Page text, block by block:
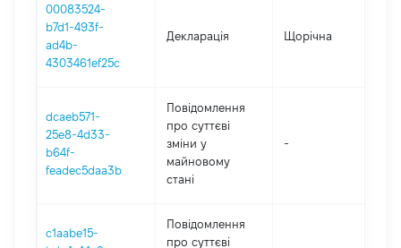
00083524-
b7d1-493f-
ad4b-
4303461ef25c
Декларація Щорічна
dcaeb571-
25e8-4d33-
b64f-
feadec5daa3b
Повідомлення
про суттєві
зміни y
майновому
стані
-
c1aabe15-
Повідомлення
про суттєві